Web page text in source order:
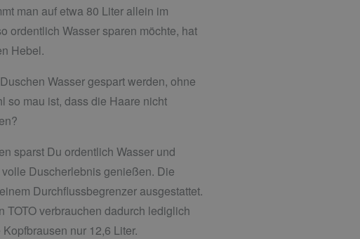
man auf etwa 80 Liter allein im
ordentlich Wasser sparen möchte, hat
Hebel.
Wasser gespart werden, ohne
so mau ist, dass die Haare nicht
sparst Du ordentlich Wasser und
Duscherlebnis genießen. Die
Durchflussbegrenzer ausgestattet.
TOTO verbrauchen dadurch lediglich
nur 12,6 Liter.